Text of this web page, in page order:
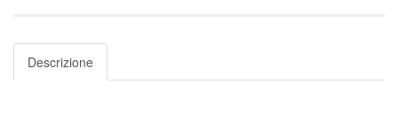
Descrizione